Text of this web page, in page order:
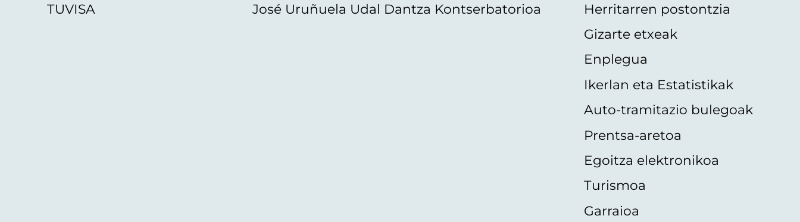
TUVISA
José Uruñuela Udal Dantza Kontserbatorioa
Herritarren postontzia
Gizarte etxeak
Enplegua
Ikerlan eta Estatistikak
Auto-tramitazio bulegoak
Prentsa-aretoa
Egoitza elektronikoa
Turismoa
Garraioa